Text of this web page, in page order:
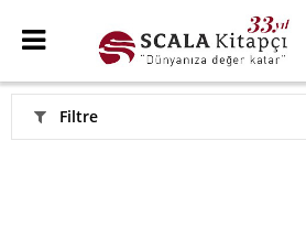
Filtre